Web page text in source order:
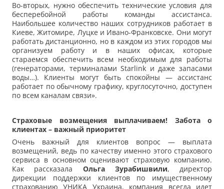
Во-вторых, нужно обеспечить технические условия для
бесперебойной работы команды ассистанса.
Наибольшее количество наших сотрудников работает в
Киеве, Житомире, Луцке и Ивано-Франковске. Они могут
работать дистанционно, но в каждом из этих городов мы
организуем работу и в наших офисах, которые
стараемся обеспечить всем необходимым для работы
(генераторами, терминалами Starlink и даже запасами
воды…). Клиенты могут быть спокойны — ассистанс
работает по обычному графику, круглосуточно, доступен
по всем каналам связи».
Страховые возмещения выплачиваем! Забота о
клиентах – важный приоритет
Очень важный для клиентов вопрос — выплата
возмещений, ведь по качеству именно этого страхового
сервиса в основном оценивают страховую компанию.
Как рассказала Ольга Зурабишвили, директор
дирекции поддержки клиентов по имущественному
страхованию УНИКА Украина, компания всегда идет